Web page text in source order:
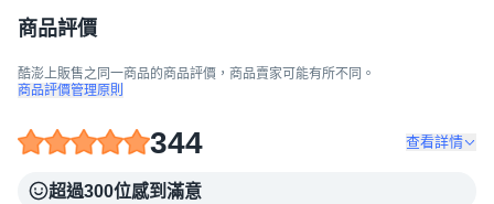
商品評價
酷澎上販售之同一商品的商品評價，商品賣家可能有所不同。
商品評價管理原則
344 查看詳情
超過300位感到滿意